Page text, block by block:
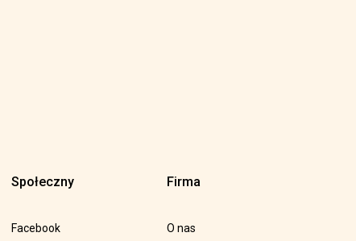
Społeczny
Facebook
Firma
O nas